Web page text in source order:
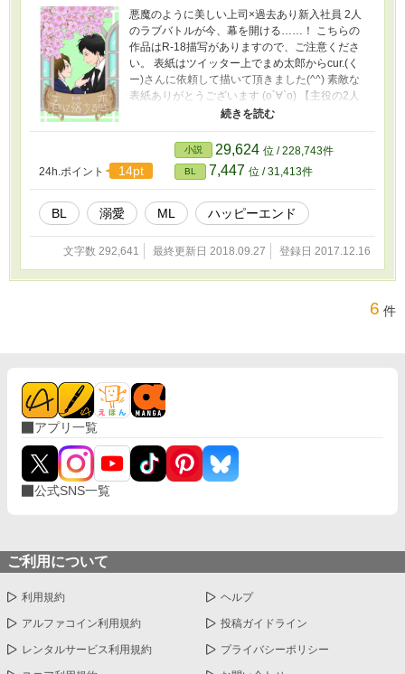
悪魔のように美しい上司×過去あり新入社員 2人
のラブバトルが今、幕を開ける……！ こちらの
作品はR-18描写がありますので、ご注意くださ
い。 表紙はツイッター上でまめ太郎からcur.(く
ー)さんに依頼して描いて頂きました(^^) 素敵な
表紙ありがとうございます (о´∀`о) 【主役の2人
を簡単に紹介】 京極 将仁(きょうごく まさと)27
歳 仕事はできるが、口も態度も悪い 野々原 春
(ののはら はる)22歳 京極の部下。日々京極のパ
ワハラに頭を悩ませている。
24h.ポイント
14pt
小説 29,624 位 / 228,743件
BL 7,447 位 / 31,413件
BL 溺愛 ML ハッピーエンド
文字数 292,641 最終更新日 2018.09.27 登録日 2017.12.16
6 件
アプリ一覧
公式SNS一覧
ご利用について
利用規約 ヘルプ
アルファコイン利用規約 投稿ガイドライン
レンタルサービス利用規約 プライバシーポリシー